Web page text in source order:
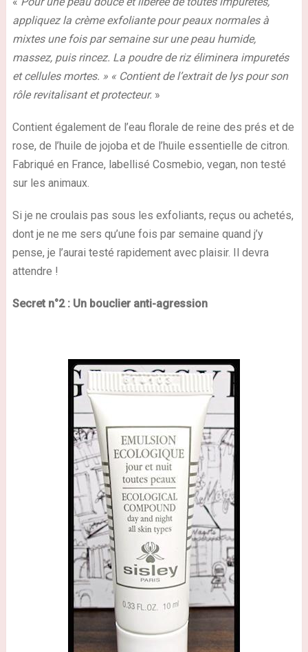
appliquez la crème exfoliante pour peaux normales à
mixtes une fois par semaine sur une peau humide,
massez, puis rincez. La poudre de riz éliminera impuretés
et cellules mortes. » « Contient de l’extrait de lys pour son
rôle revitalisant et protecteur. »
Contient également de l’eau florale de reine des prés et de
rose, de l’huile de jojoba et de l’huile essentielle de citron.
Fabriqué en France, labellisé Cosmebio, vegan, non testé
sur les animaux.
Si je ne croulais pas sous les exfoliants, reçus ou achetés,
dont je ne me sers qu’une fois par semaine quand j’y
pense, je l’aurai testé rapidement avec plaisir. Il devra
attendre !
Secret n°2 : Un bouclier anti-agression